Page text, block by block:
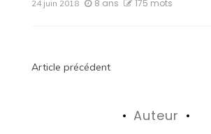
24 juin 2018 8 ans 175 mots
Navigation
Article précédent
Auteur